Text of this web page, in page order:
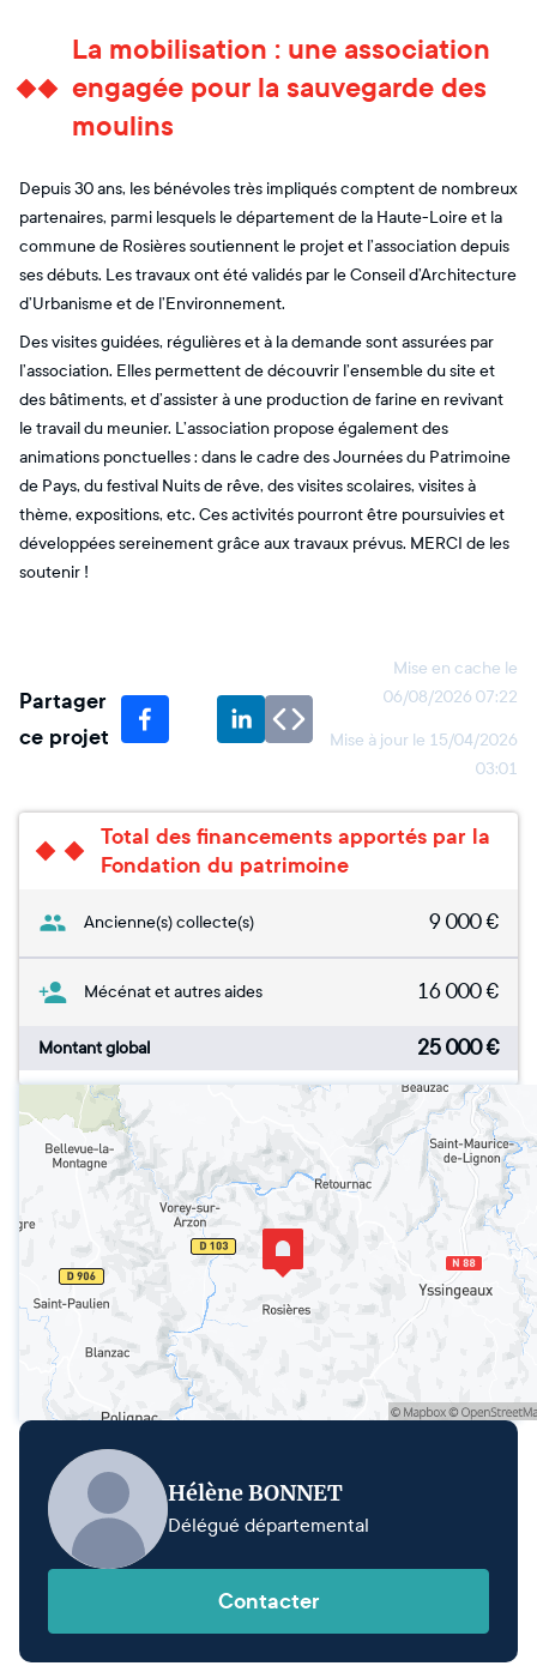
La mobilisation : une association
engagée pour la sauvegarde des
moulins
Depuis 30 ans, les bénévoles très impliqués comptent de nombreux
partenaires, parmi lesquels le département de la Haute-Loire et la
commune de Rosières soutiennent le projet et l’association depuis
ses débuts. Les travaux ont été validés par le Conseil d’Architecture
d’Urbanisme et de l’Environnement.
Des visites guidées, régulières et à la demande sont assurées par
l’association. Elles permettent de découvrir l’ensemble du site et
des bâtiments, et d’assister à une production de farine en revivant
le travail du meunier. L’association propose également des
animations ponctuelles : dans le cadre des Journées du Patrimoine
de Pays, du festival Nuits de rêve, des visites scolaires, visites à
thème, expositions, etc. Ces activités pourront être poursuivies et
développées sereinement grâce aux travaux prévus. MERCI de les
soutenir !
Partager
ce projet
Mise en cache le
06/08/2026 07:22
Mise à jour le 15/04/2026
03:01
Total des financements apportés par la
Fondation du patrimoine
Ancienne(s) collecte(s) 9 000€
Mécénat et autres aides 16 000€
Montant global 25 000€
Hélène BONNET
Délégué départemental
Contacter